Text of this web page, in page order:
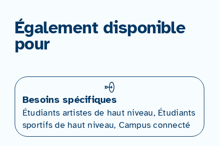
Également disponible
pour
Besoins spécifiques
Étudiants artistes de haut niveau, Étudiants
sportifs de haut niveau, Campus connecté